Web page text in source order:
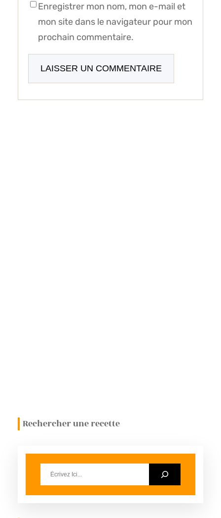
Enregistrer mon nom, mon e-mail et
mon site dans le navigateur pour mon
prochain commentaire.
Rechercher une recette